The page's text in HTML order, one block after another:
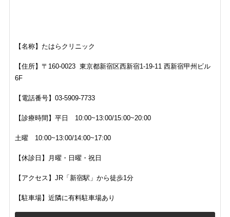
【名称】たはらクリニック
【住所】〒160-0023 東京都新宿区西新宿1-19-11 西新宿甲州ビル
6F
【電話番号】03-5909-7733
【診療時間】平日 10:00~13:00/15:00~20:00
土曜 10:00~13:00/14:00~17:00
【休診日】月曜・日曜・祝日
【アクセス】JR「新宿駅」から徒歩1分
【駐車場】近隣に有料駐車場あり